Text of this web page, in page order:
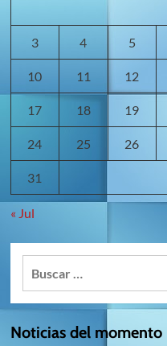
3 4 5
10 11 12
17 18 19
24 25 26
31
« Jul
Noticias del momento